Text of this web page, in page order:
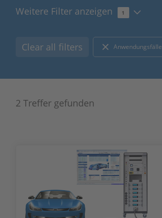
Weitere Filter anzeigen 1
Clear all filters Anwendungsfälle
2 Treffer gefunden